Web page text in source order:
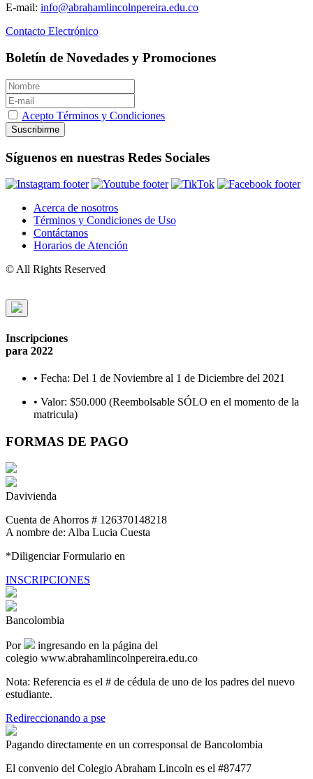
E-mail: info@abrahamlincolnpereira.edu.co
Contacto Electrónico
Boletín de Novedades y Promociones
Acepto Términos y Condiciones
Suscribirme
Síguenos en nuestras Redes Sociales
Acerca de nosotros
Términos y Condiciones de Uso
Contáctanos
Horarios de Atención
© All Rights Reserved
Inscripciones
para 2022
• Fecha: Del 1 de Noviembre al 1 de Diciembre del 2021
• Valor: $50.000 (Reembolsable SÓLO en el momento de la
matricula)
FORMAS DE PAGO
Davivienda
Cuenta de Ahorros # 126370148218
A nombre de: Alba Lucia Cuesta
*Diligenciar Formulario en
INSCRIPCIONES
Bancolombia
Por
ingresando en la página del
colegio www.abrahamlincolnpereira.edu.co
Nota: Referencia es el # de cédula de uno de los padres del nuevo
estudiante.
Redireccionando a pse
Pagando directamente en un corresponsal de Bancolombia
El convenio del Colegio Abraham Lincoln es el #87477